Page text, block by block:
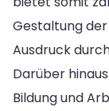
Gestaltung
Ausdruck
Darüber
Bildung und